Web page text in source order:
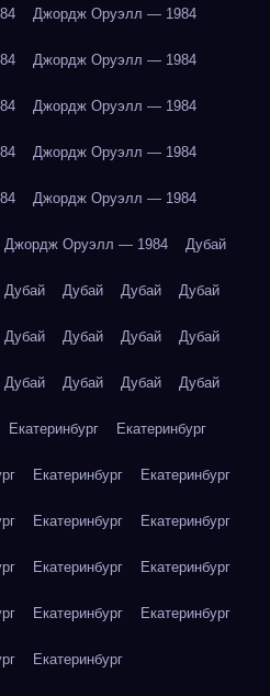
Джордж Оруэлл — 1984
Джордж Оруэлл — 1984
Джордж Оруэлл — 1984
Джордж Оруэлл — 1984
Джордж Оруэлл — 1984
Джордж Оруэлл — 1984 Дубай
Дубай Дубай Дубай Дубай
Дубай Дубай Дубай Дубай
Дубай Дубай Дубай Дубай
Екатеринбург Екатеринбург
Екатеринбург Екатеринбург
Екатеринбург Екатеринбург
Екатеринбург Екатеринбург
Екатеринбург Екатеринбург
Екатеринбург